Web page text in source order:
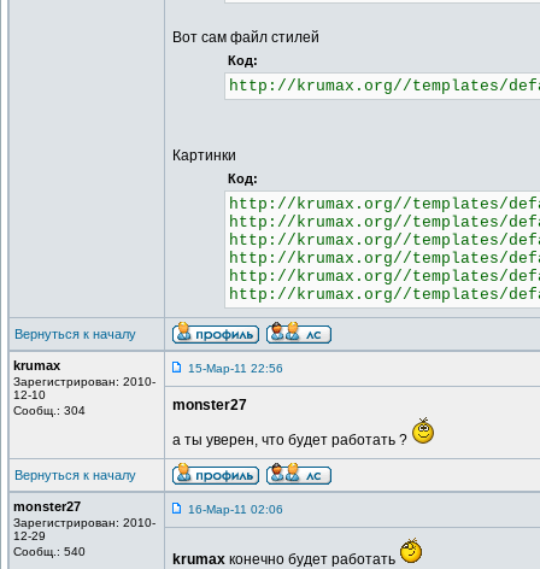
Вот сам файл стилей
Код:
http://krumax.org//templates/
Картинки
Код:
http://krumax.org//templates/
http://krumax.org//templates/
http://krumax.org//templates/
http://krumax.org//templates/
http://krumax.org//templates/
http://krumax.org//templates/
Вернуться к началу
krumax
Зарегистрирован: 2010-
12-10
Сообщ.: 304
15-Мар-11 22:56
monster27
а ты уверен, что будет работать ?
Вернуться к началу
monster27
Зарегистрирован: 2010-
12-29
Сообщ.: 540
16-Мар-11 02:06
krumax конечно будет работать